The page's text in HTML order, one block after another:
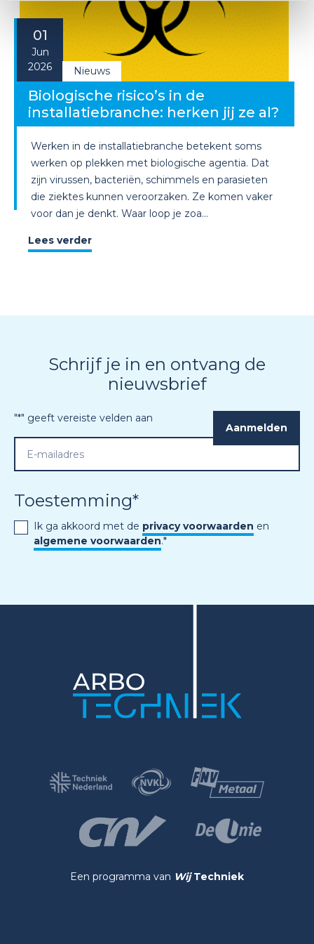
01
Jun
2026
Nieuws
Biologische risico’s in de
installatiebranche: herken jij ze al?
Werken in de installatiebranche betekent soms
werken op plekken met biologische agentia. Dat
zijn virussen, bacteriën, schimmels en parasieten
die ziektes kunnen veroorzaken. Ze komen vaker
voor dan je denkt. Waar loop je zoa...
Lees verder
Schrijf je in en ontvang de
nieuwsbrief
"*" geeft vereiste velden aan
Toestemming*
Ik ga akkoord met de privacy voorwaarden en
algemene voorwaarden.*
Een programma van Wij Techniek